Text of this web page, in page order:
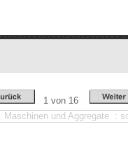
1 von 16